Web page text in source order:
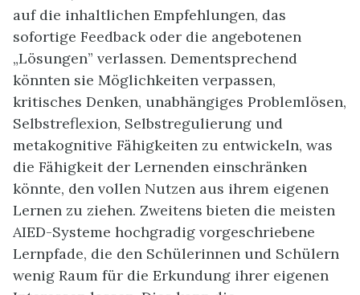
auf die inhaltlichen Empfehlungen, das
sofortige Feedback oder die angebotenen
„Lösungen” verlassen. Dementsprechend
könnten sie Möglichkeiten verpassen,
kritisches Denken, unabhängiges Problemlösen,
Selbstreflexion, Selbstregulierung und
metakognitive Fähigkeiten zu entwickeln, was
die Fähigkeit der Lernenden einschränken
könnte, den vollen Nutzen aus ihrem eigenen
Lernen zu ziehen. Zweitens bieten die meisten
AIED-Systeme hochgradig vorgeschriebene
Lernpfade, die den Schülerinnen und Schülern
wenig Raum für die Erkundung ihrer eigenen